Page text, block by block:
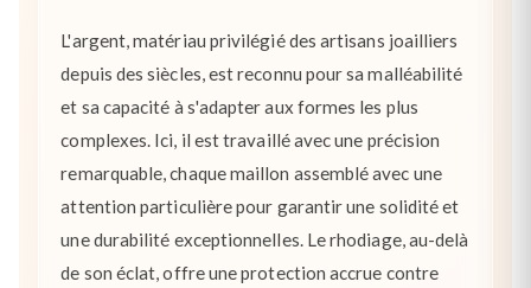
L'argent, matériau privilégié des artisans joailliers
depuis des siècles, est reconnu pour sa malléabilité
et sa capacité à s'adapter aux formes les plus
complexes. Ici, il est travaillé avec une précision
remarquable, chaque maillon assemblé avec une
attention particulière pour garantir une solidité et
une durabilité exceptionnelles. Le rhodiage, au-delà
de son éclat, offre une protection accrue contre